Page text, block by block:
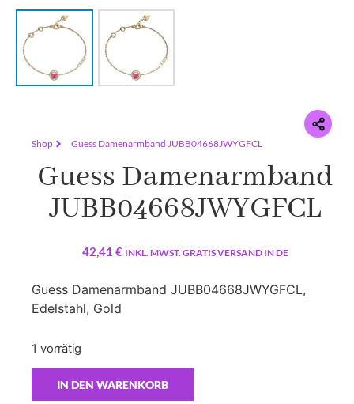
Shop Guess Damenarmband JUBB04668JWYGFCL
Guess Damenarmband
JUBB04668JWYGFCL
42,41 € INKL. MWST. GRATIS VERSAND IN DE
Guess Damenarmband JUBB04668JWYGFCL,
Edelstahl, Gold
1 vorrätig
IN DEN WARENKORB